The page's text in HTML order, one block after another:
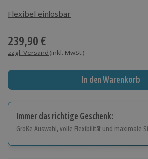
Flexibel einlösbar
239,90 €
zzgl. Versand (inkl. MwSt.)
In den Warenkorb
Immer das richtige Geschenk:
Große Auswahl, volle Flexibilität und maximale